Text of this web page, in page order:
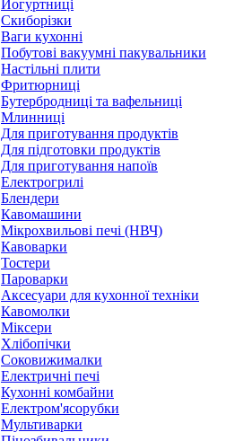
Йогуртниці
Скиборізки
Ваги кухонні
Побутові вакуумні пакувальники
Настільні плити
Фритюрниці
Бутербродниці та вафельниці
Млинниці
Для приготування продуктів
Для підготовки продуктів
Для приготування напоїв
Електрогрилі
Блендери
Кавомашини
Мікрохвильові печі (НВЧ)
Кавоварки
Тостери
Пароварки
Аксесуари для кухонної техніки
Кавомолки
Міксери
Хлібопічки
Соковижималки
Електричні печі
Кухонні комбайни
Електром'ясорубки
Мультиварки